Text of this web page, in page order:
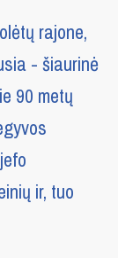
rajone,
- šiaurinė
90 metų
ir, tuo